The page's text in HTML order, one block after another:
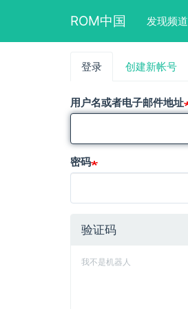
ROM中国
Main
navigation
发现频道
User
account
menu
Search
form
block
主
标
登录
标
签）
创建新帐号
用户名或者电子邮件地址
密码
验证码
我不是机器人